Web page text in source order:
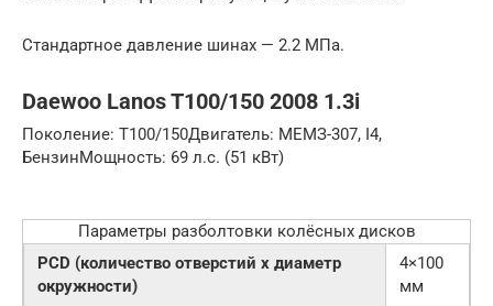
Стандартное давление шинах — 2.2 МПа.
Daewoo Lanos T100/150 2008 1.3i
Поколение: T100/150Двигатель: МЕМЗ-307, I4,
БензинМощность: 69 л.с. (51 кВт)
Параметры разболтовки колёсных дисков
PCD (количество отверстий x диаметр
окружности)
4×100
мм